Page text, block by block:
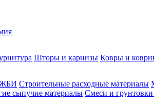
Шторы и карнизы Ковры и
ЖБИ Строительные расходные материалы
сыпучие материалы Смеси и грунтовки